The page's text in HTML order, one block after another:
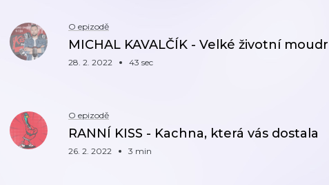
O epizodě
MICHAL KAVALČÍK - Velké životní
28. 2. 2022 43 sec
O epizodě
RANNÍ KISS - Kachna, která vás dostala
26. 2. 2022 3 min